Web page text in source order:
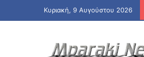
Κυριακή, 9 Αυγούστου 2026